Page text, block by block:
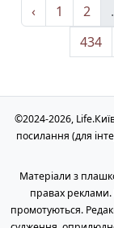
‹ 1 2
434
©2024-2026,
посилання (для
Матеріали з
правах реклами.
промотуються.